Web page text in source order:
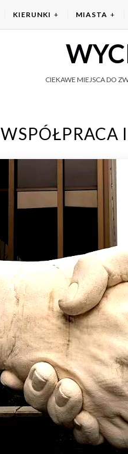
KIERUNKI MIASTA
CIEKAWE MIEJSCA DO
WSPÓŁPRACA